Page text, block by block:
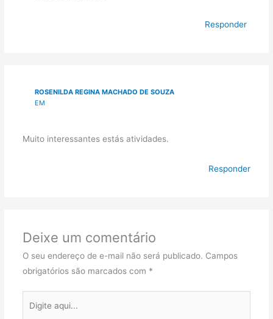
Responder
ROSENILDA REGINA MACHADO DE SOUZA
EM
Muito interessantes estás atividades.
Responder
Deixe um comentário
O seu endereço de e-mail não será publicado. Campos
obrigatórios são marcados com *
aqui...